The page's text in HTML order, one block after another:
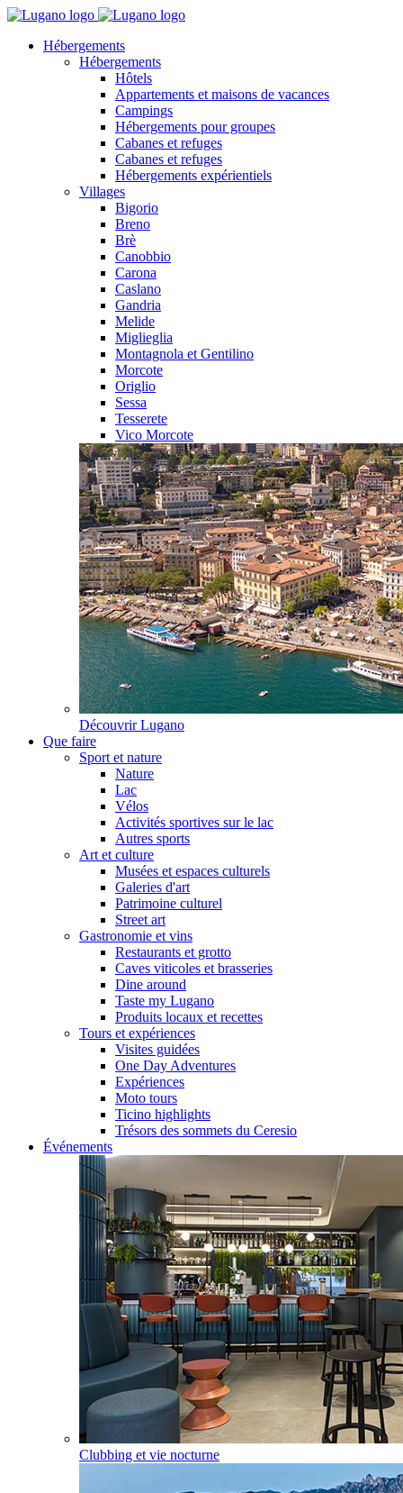
Hébergements
Hébergements
Hôtels
Appartements et maisons de vacances
Campings
Hébergements pour groupes
Cabanes et refuges
Cabanes et refuges
Hébergements expérientiels
Villages
Bigorio
Breno
Brè
Canobbio
Carona
Caslano
Gandria
Melide
Miglieglia
Montagnola et Gentilino
Morcote
Origlio
Sessa
Tesserete
Vico Morcote
Découvrir Lugano
Que faire
Sport et nature
Nature
Lac
Vélos
Activités sportives sur le lac
Autres sports
Art et culture
Musées et espaces culturels
Galeries d'art
Patrimoine culturel
Street art
Gastronomie et vins
Restaurants et grotto
Caves viticoles et brasseries
Dine around
Taste my Lugano
Produits locaux et recettes
Tours et expériences
Visites guidées
One Day Adventures
Expériences
Moto tours
Ticino highlights
Trésors des sommets du Ceresio
Événements
Clubbing et vie nocturne